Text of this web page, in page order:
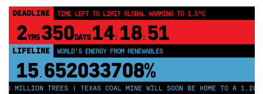
DEADLINE TIME LEFT TO LIMIT GLOBAL WARMING TO 1.5°C
2YRS 350DAYS 14: 18: 50
LIFELINE WORLD'S ENERGY FROM RENEWABLES
15. 652033713%
MILLION TREES | TEXAS COAL MINE WILL SOON BE HOME TO A